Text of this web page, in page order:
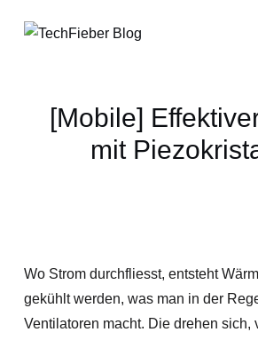
[Mobile]
mit
Wo Strom durchfliesst, entsteht
gekühlt werden, was man in der
Ventilatoren macht. Die drehen sich,